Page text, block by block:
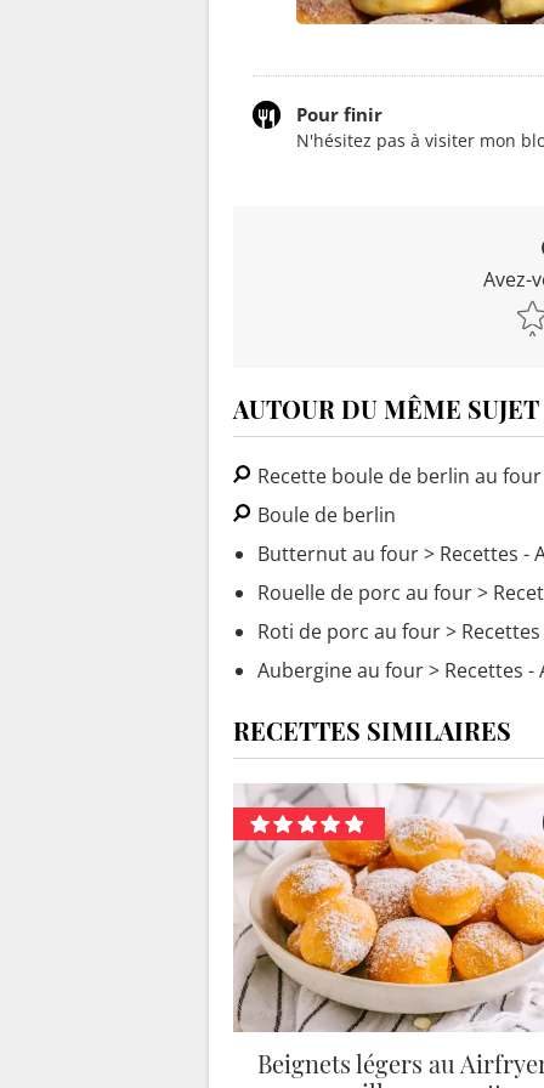
Pour finir
N'hésitez pas à visiter mon
Avez-
AUTOUR DU MÊME SUJET
Recette boule de berlin au four
Boule de berlin
Butternut au four> Recettes -
Rouelle de porc au four>
Roti de porc au four>
Aubergine au four> Recettes
RECETTES SIMILAIRES
Beignets légers au